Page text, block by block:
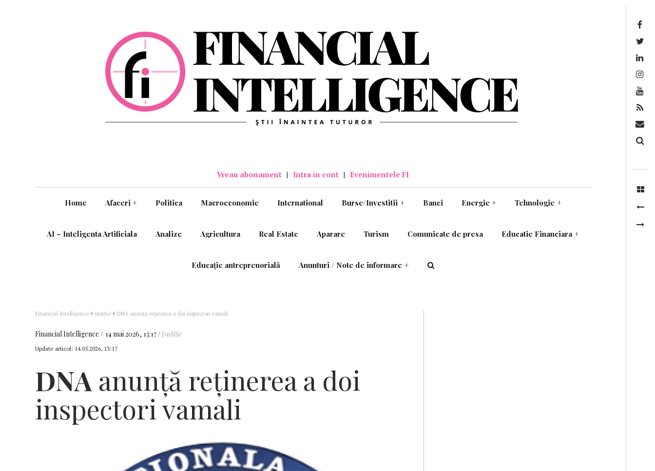
Vreau abonament | Intra in cont | Evenimentele FI
Home Afaceri + Politica Macroeconomie International Burse/Investitii + Banci Energie + Tehnologie +
AI – Inteligenta Artificiala Analize Agricultura Real Estate Aparare Turism Comunicate de presa Educatie Financiara +
Educație antreprenorială Anunturi / Note de informare +
Financial Intelligence > Justitie > DNA anunță reținerea a doi inspectori vamali
Financial Intelligence 14 mai 2026, 13:17 Justitie
Update articol: 14.05.2026, 13:17
DNA anunță reținerea a doi
inspectori vamali